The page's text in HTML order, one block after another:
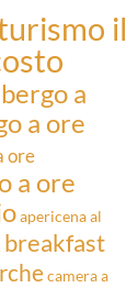
il
a
a ore
ore
a ore
apericena al
breakfast
camera a